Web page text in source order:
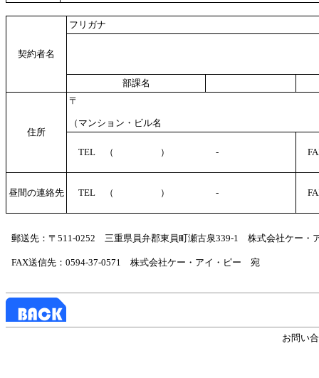
契約者名
フリガナ
部課名
住所
〒
（マンショ
TEL （ ） -
昼間の連絡先 TEL （ ） -
郵送先：〒511-0252 三重県員弁郡東員町瀬古泉339-1 株式会社ケー
FAX送信先：0594-37-0571 株式会社ケー・アイ・ピー 宛
お問い